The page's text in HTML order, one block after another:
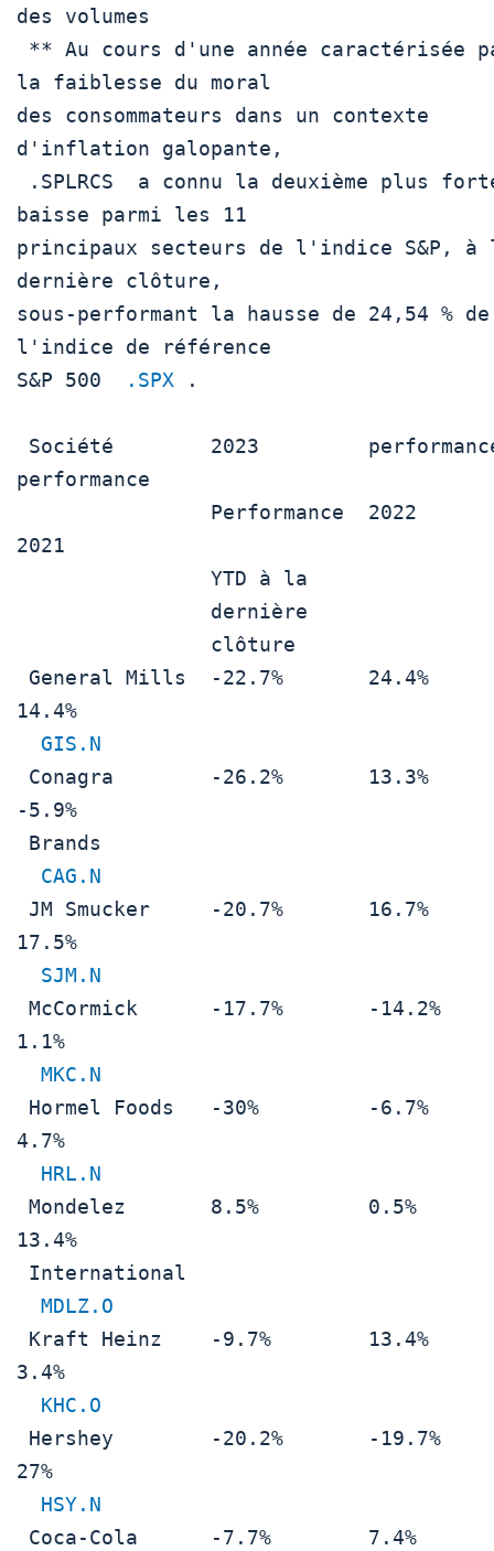
des volumes
la faiblesse du moral
des consommateurs dans un contexte
d'inflation galopante,
baisse parmi les 11
principaux secteurs de l'indice S&P, à
dernière clôture,
sous-performant la hausse de 24,54 % de
l'indice de référence
S&P 500
.SPX .
performance
2021
14.4%
GIS.N
-5.9%
CAG.N
17.5%
SJM.N
1.1%
MKC.N
4.7%
HRL.N
13.4%
MDLZ.O
3.4%
KHC.O
27%
HSY.N